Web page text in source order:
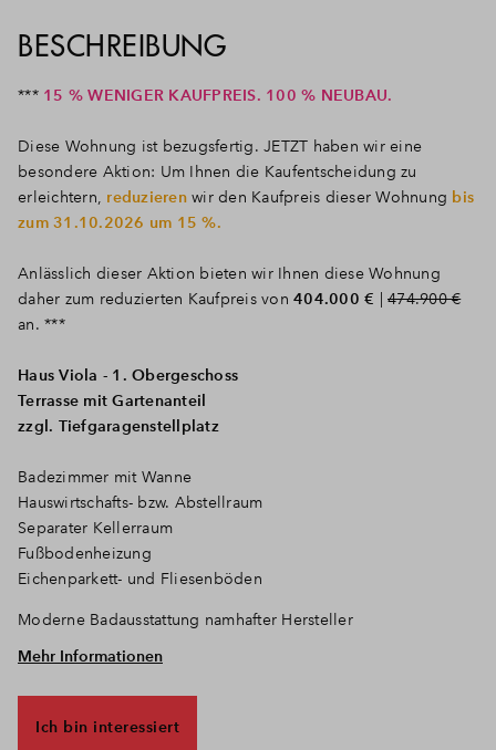
BESCHREIBUNG
*** 15 % WENIGER KAUFPREIS. 100 % NEUBAU.
Diese Wohnung ist bezugsfertig. JETZT haben wir eine
besondere Aktion: Um Ihnen die Kaufentscheidung zu
erleichtern, reduzieren wir den Kaufpreis dieser Wohnung bis
zum 31.10.2026 um 15 %.
Anlässlich dieser Aktion bieten wir Ihnen diese Wohnung
daher zum reduzierten Kaufpreis von 404.000 € | 474.900 €
an. ***
Haus Viola - 1. Obergeschoss
Terrasse mit Gartenanteil
zzgl. Tiefgaragenstellplatz
Badezimmer mit Wanne
Hauswirtschafts- bzw. Abstellraum
Separater Kellerraum
Fußbodenheizung
Eichenparkett- und Fliesenböden
Moderne Badausstattung namhafter Hersteller
Ein Aufzug führt komfortabel von der Tiefgaragenebene direkt
sind. Hier lässt es sich prima die frische Luft genießen und
Mehr Informationen
Ich bin interessiert